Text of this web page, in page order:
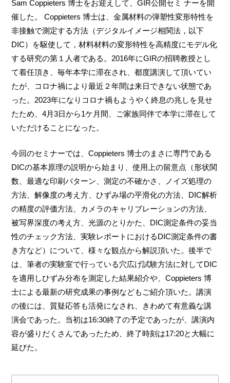
Sam Coppieters 博士をお迎えして、GIR公開セミ ナーを開
催した。 Coppieters 博士は、金属材料の弾塑性変形特性を
非接触で測定する方法（デジタルイメージ相関法，以下
DIC）を駆使して，材料材料の変形特性を高精度にモデル化
する研究の第１人者である。2016年にGIRの招聘教授とし
て着任頂き、毎年本学に滞在され、都度講演して頂いてい
たが、コロナ禍により最近２年間は来日できない状態であ
った。2023年になりコロナ禍もようやく終息の兆しを見せ
たため、4月3日から1ケ月間、ご家族同伴で本学に滞在して
いただけることになった。
今回のセミナーでは、Coppieters 博士のまさに専門である
DICの基本原理の説明から始まり、使用上の留意点（形状関
数、最適な印刷パターン、測定の不確かさ、ノイズ処理の
方法、解像度の考え方、ひずみ場の平滑化の方法、DIC解析
の精度の評価方法、カメラのキャリブレーションの方法、
被写界深度の考え方、光源のとりかた、DIC測定条件の妥当
性のチェック方法、実験レポートにおけるDIC測定条件の書
き方など）について、様々な観点から解説頂いた。後半で
は、筆者の実験室で行っている穴広げ試験方法に対してDIC
を適用しひずみ分布を測定した結果紹介や、Coppieters 博
士による最新の研究成果の事例などもご紹介頂いた。講演
の後には、質疑応答も活発になされ、きわめて有意義な講
演会であった。当初は16:30終了の予定であったが、講演内
容が盛りだくさんであったため、終了時刻は17:20と大幅に
延びた。